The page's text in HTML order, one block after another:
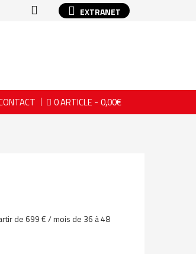
EXTRANET
0 ARTICLE 0,00€
de 699 € / mois de 36 à 48